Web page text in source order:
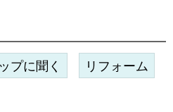
プに聞く リフォーム